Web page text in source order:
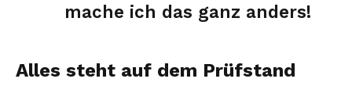
mache ich das ganz anders!
Alles steht auf dem Prüfstand